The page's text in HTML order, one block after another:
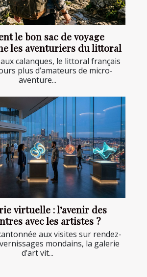
le bon sac de voyage
les aventuriers du littoral
calanques, le littoral français
plus d’amateurs de micro-
aventure...
virtuelle : l’avenir des
avec les artistes ?
aux visites sur rendez-
mondains, la galerie
d’art vit...